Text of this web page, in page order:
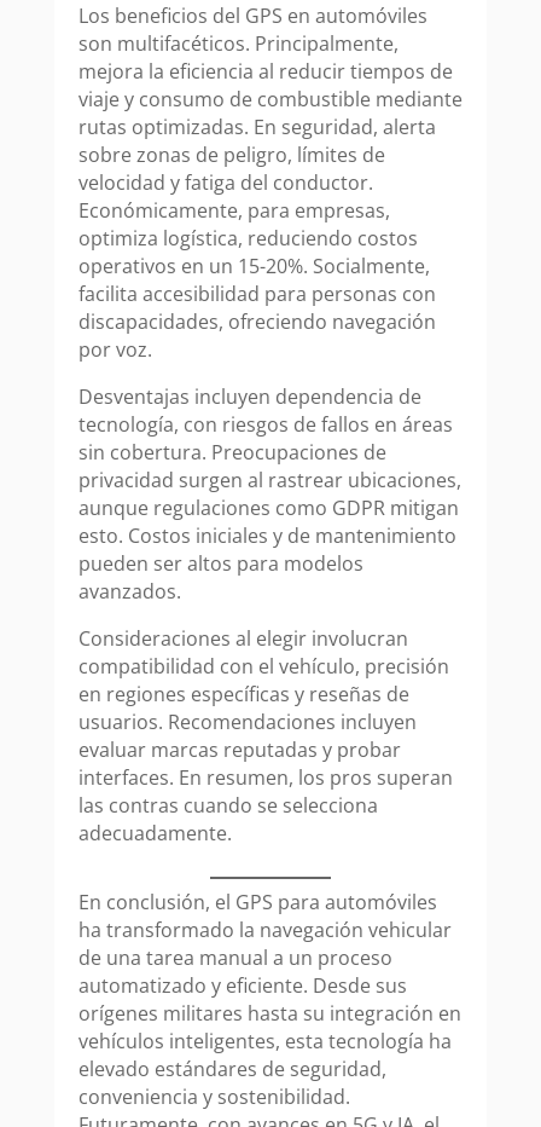
Los beneficios del GPS en automóviles
son multifacéticos. Principalmente,
mejora la eficiencia al reducir tiempos de
viaje y consumo de combustible mediante
rutas optimizadas. En seguridad, alerta
sobre zonas de peligro, límites de
velocidad y fatiga del conductor.
Económicamente, para empresas,
optimiza logística, reduciendo costos
operativos en un 15-20%. Socialmente,
facilita accesibilidad para personas con
discapacidades, ofreciendo navegación
por voz.
Desventajas incluyen dependencia de
tecnología, con riesgos de fallos en áreas
sin cobertura. Preocupaciones de
privacidad surgen al rastrear ubicaciones,
aunque regulaciones como GDPR mitigan
esto. Costos iniciales y de mantenimiento
pueden ser altos para modelos
avanzados.
Consideraciones al elegir involucran
compatibilidad con el vehículo, precisión
en regiones específicas y reseñas de
usuarios. Recomendaciones incluyen
evaluar marcas reputadas y probar
interfaces. En resumen, los pros superan
las contras cuando se selecciona
adecuadamente.
En conclusión, el GPS para automóviles
ha transformado la navegación vehicular
de una tarea manual a un proceso
automatizado y eficiente. Desde sus
orígenes militares hasta su integración en
vehículos inteligentes, esta tecnología ha
elevado estándares de seguridad,
conveniencia y sostenibilidad.